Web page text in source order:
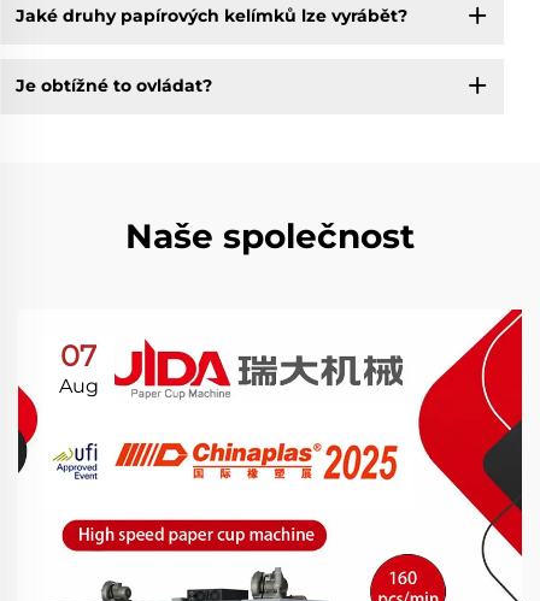
Jaké druhy papírových kelímků lze vyrábět?
Je obtížné to ovládat?
Naše společnost
07
Aug